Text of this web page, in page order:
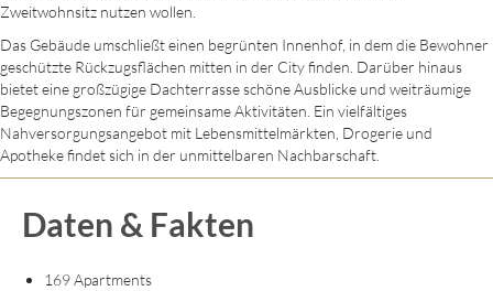
Zweitwohnsitz nutzen wollen.
Das Gebäude umschließt einen begrünten Innenhof, in dem die Bewohner
geschützte Rückzugsflächen mitten in der City finden. Darüber hinaus
bietet eine großzügige Dachterrasse schöne Ausblicke und weiträumige
Begegnungszonen für gemeinsame Aktivitäten. Ein vielfältiges
Nahversorgungsangebot mit Lebensmittelmärkten, Drogerie und
Apotheke findet sich in der unmittelbaren Nachbarschaft.
Daten & Fakten
169 Apartments